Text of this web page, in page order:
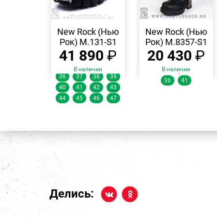
ПРОСМОТР
New Rock (Нью
Рок) M.131-S1
41 890₽
В наличии
Размеры:
36
37 38 39
40 41 42 43
44 45 46 47
ПРОСМОТР
New Rock (Нью
Рок) M.8357-S1
20 430₽
В наличии
Размеры:
36 41
Делись: